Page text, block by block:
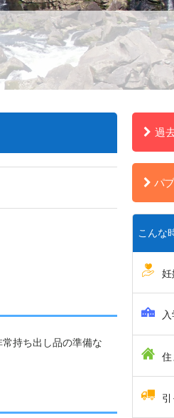
持ち出し品の準備な
過
パ
こんな
妊
住
引